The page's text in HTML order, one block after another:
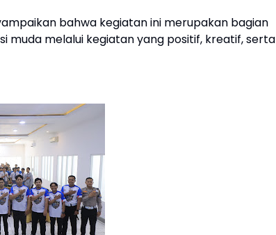
bahwa kegiatan ini merupakan bagian
muda melalui kegiatan yang positif, kreatif, serta